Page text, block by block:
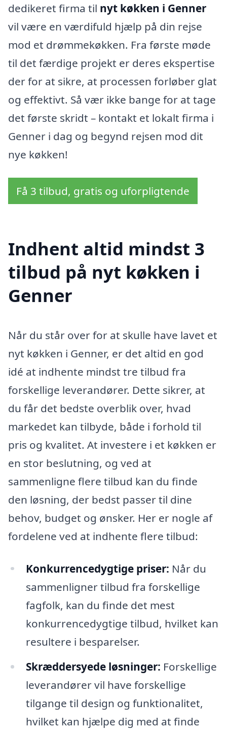
dedikeret firma til nyt køkken i Genner
vil være en værdifuld hjælp på din rejse
mod et drømmekøkken. Fra første møde
til det færdige projekt er deres ekspertise
der for at sikre, at processen forløber glat
og effektivt. Så vær ikke bange for at tage
det første skridt – kontakt et lokalt firma i
Genner i dag og begynd rejsen mod dit
nye køkken!
Få 3 tilbud, gratis og uforpligtende
Indhent altid mindst 3
tilbud på nyt køkken i
Genner
Når du står over for at skulle have lavet et
nyt køkken i Genner, er det altid en god
idé at indhente mindst tre tilbud fra
forskellige leverandører. Dette sikrer, at
du får det bedste overblik over, hvad
markedet kan tilbyde, både i forhold til
pris og kvalitet. At investere i et køkken er
en stor beslutning, og ved at
sammenligne flere tilbud kan du finde
den løsning, der bedst passer til dine
behov, budget og ønsker. Her er nogle af
fordelene ved at indhente flere tilbud:
Konkurrencedygtige priser: Når du
sammenligner tilbud fra forskellige
fagfolk, kan du finde det mest
konkurrencedygtige tilbud, hvilket kan
resultere i besparelser.
Skræddersyede løsninger: Forskellige
leverandører vil have forskellige
tilgange til design og funktionalitet,
hvilket kan hjælpe dig med at finde